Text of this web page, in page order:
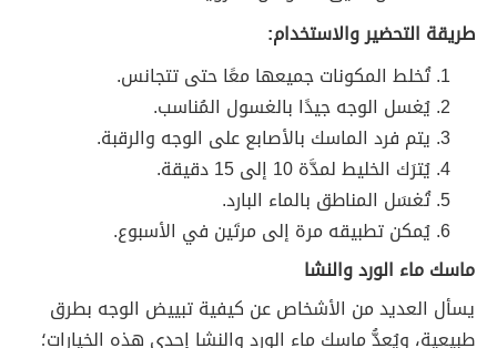
طريقة التحضير والاستخدام:
تُخلط المكونات جميعها معًا حتى تتجانس.
يُغسل الوجه جيدًا بالغسول المُناسب.
يتم فرد الماسك بالأصابع على الوجه والرقبة.
يُترَك الخليط لمدَّة 10 إلى 15 دقيقة.
تُغسَل المناطق بالماء البارد.
يُمكن تطبيقه مرة إلى مرتَين في الأسبوع.
ماسك ماء الورد والنشا
يسأل العديد من الأشخاص عن كيفية تبييض الوجه بطرق
طبيعية، ويُعدُّ ماسك ماء الورد والنشا إحدى هذه الخيارات؛